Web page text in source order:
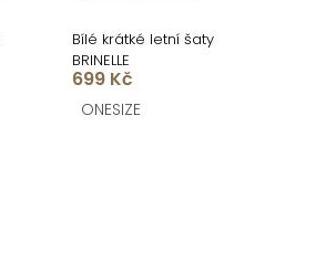
Bílé krátké letní šaty
BRINELLE
699 Kč
ONESIZE